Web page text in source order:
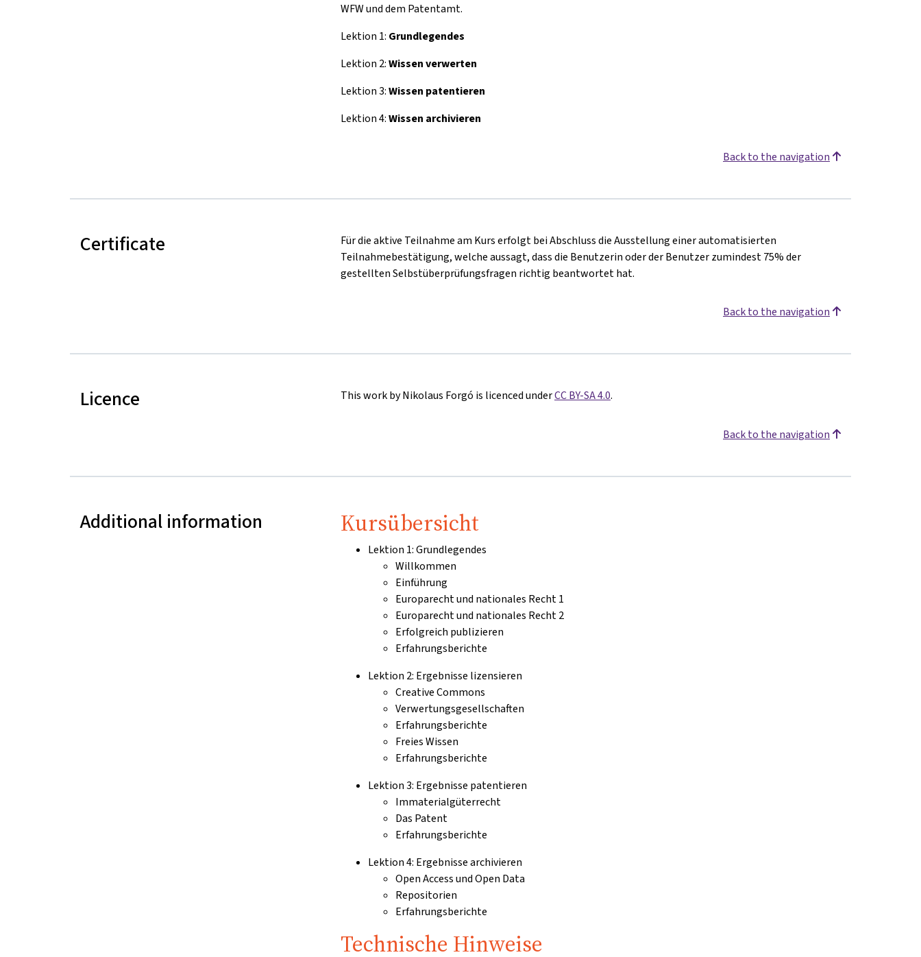
WFW und dem Patentamt.
Lektion 1: Grundlegendes
Lektion 2:Wissen verwerten
Lektion 3:Wissen patentieren
Lektion 4:Wissen archivieren
Back to the navigation
Certificate
Für die aktive Teilnahme am Kurs erfolgt bei Abschluss die Ausstellung einer automatisierten
Teilnahmebestätigung, welche aussagt, dass die Benutzerin oder der Benutzer zumindest 75% der
gestellten Selbstüberprüfungsfragen richtig beantwortet hat.
Back to the navigation
Licence This work by Nikolaus Forgó is licenced underCC BY-SA 4.0.
Back to the navigation
Additional information Kursübersicht
Lektion 1: Grundlegendes
Willkommen
Einführung
Europarecht und nationales Recht 1
Europarecht und nationales Recht 2
Erfolgreich publizieren
Erfahrungsberichte
Lektion 2: Ergebnisse lizensieren
Creative Commons
Verwertungsgesellschaften
Erfahrungsberichte
Freies Wissen
Erfahrungsberichte
Lektion 3: Ergebnisse patentieren
Immaterialgüterrecht
Das Patent
Erfahrungsberichte
Lektion 4: Ergebnisse archivieren
Open Access und Open Data
Repositorien
Erfahrungsberichte
Technische Hinweise